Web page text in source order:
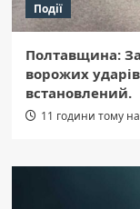
Події
Полтавщина:
ворожих
встановлений.
11 години тому